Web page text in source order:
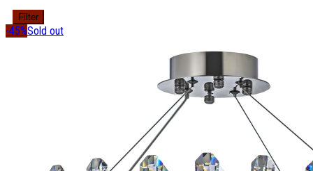
Filter
-45%Sold out